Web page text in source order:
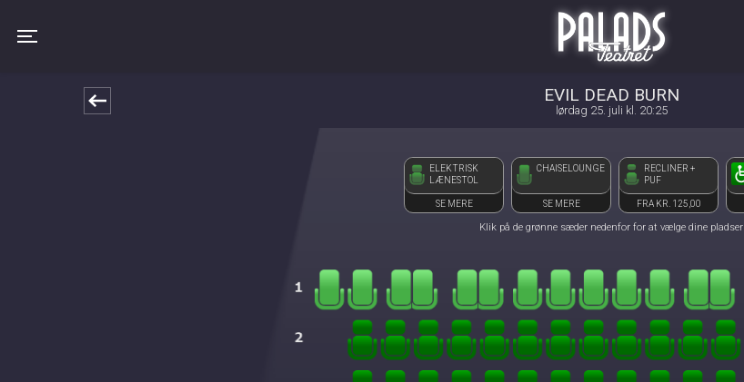
Palads Teatret
EVIL DEAD BURN
lørdag 25. juli kl. 20:25
ELEKTRISK
LÆNESTOL
SE MERE
CHAISELOUNGE
SE MERE
RECLINER +
PUF
FRA KR. 125,00
Klik på de grønne sæder nedenfor for at vælge dine pladser
front05-temp 082629